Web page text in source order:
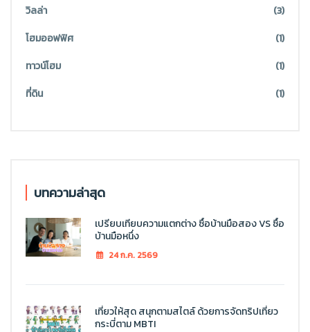
วิลล่า
(3)
โฮมออฟฟิศ
(1)
ทาวน์โฮม
(1)
ที่ดิน
(1)
บทความล่าสุด
เปรียบเทียบความแตกต่าง ซื้อบ้านมือสอง VS ซื้อ
บ้านมือหนึ่ง
24 ก.ค. 2569
เที่ยวให้สุด สนุกตามสไตล์ ด้วยการจัดทริปเที่ยว
กระบี่ตาม MBTI